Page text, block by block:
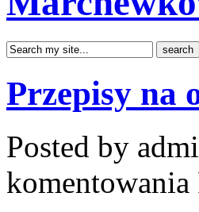
Przepisy na
Posted by
komentowania